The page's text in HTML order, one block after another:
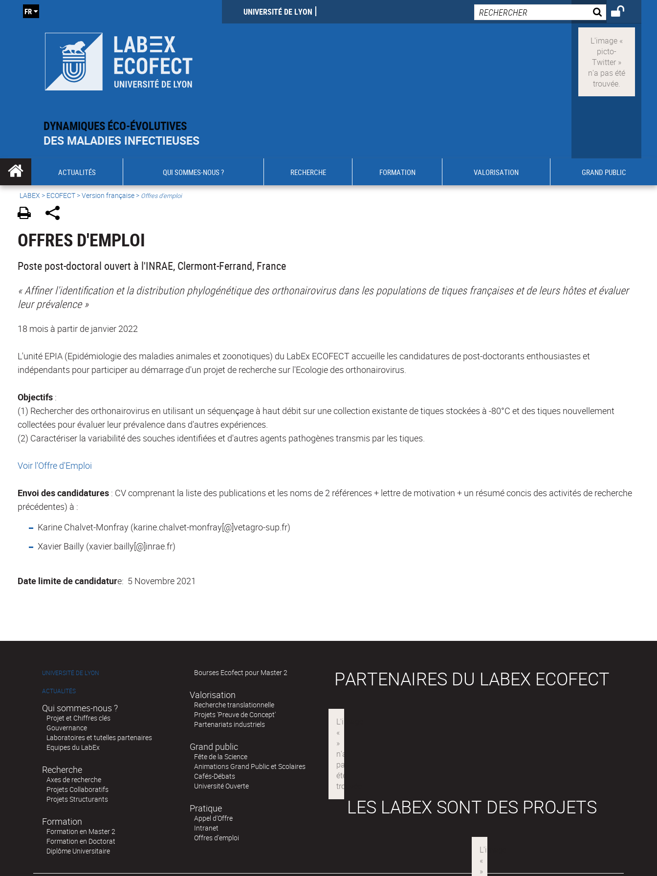
DYNAMIQUES ÉCO-ÉVOLUTIVES
DES MALADIES INFECTIEUSES
UNIVERSITÉ DE LYON
FR
ACTUALITÉS QUI SOMMES-NOUS ? RECHERCHE FORMATION VALORISATION GRAND PUBLIC
LABEX > ECOFECT>Version française> Offres d'emploi
OFFRES D'EMPLOI
Poste post-doctoral ouvert à l'INRAE, Clermont-Ferrand, France
« Affiner l'identification et la distribution phylogénétique des orthonairovirus dans les populations de tiques françaises et de leurs hôtes et évaluer
leur prévalence »
18 mois à partir de janvier 2022
L'unité EPIA (Epidémiologie des maladies animales et zoonotiques) du LabEx ECOFECT accueille les candidatures de post-doctorants enthousiastes et
indépendants pour participer au démarrage d'un projet de recherche sur l'Ecologie des orthonairovirus.
Objectifs :
(1) Rechercher des orthonairovirus en utilisant un séquençage à haut débit sur une collection existante de tiques stockées à -80°C et des tiques nouvellement
collectées pour évaluer leur prévalence dans d'autres expériences.
(2) Caractériser la variabilité des souches identifiées et d'autres agents pathogènes transmis par les tiques.
Voir l'Offre d'Emploi
Envoi des candidatures : CV comprenant la liste des publications et les noms de 2 références + lettre de motivation + un résumé concis des activités de recherche
précédentes) à :
Karine Chalvet-Monfray (karine.chalvet-monfray[@]vetagro-sup.fr)
Xavier Bailly (xavier.bailly[@]inrae.fr)
Date limite de candidature: 5 Novembre 2021
UNIVERSITÉ DE LYON
ACTUALITÉS
Qui sommes-nous ?
Projet et Chiffres clés
Gouvernance
Laboratoires et tutelles partenaires
Equipes du LabEx
Recherche
Axes de recherche
Projets Collaboratifs
Projets Structurants
Formation
Formation en Master 2
Formation en Doctorat
Diplôme Universitaire
Bourses Ecofect pour Master 2
Valorisation
Recherche translationnelle
Projets 'Preuve de Concept'
Partenariats industriels
Grand public
Fête de la Science
Animations Grand Public et Scolaires
Cafés-Débats
Université Ouverte
Pratique
Appel d'Offre
Intranet
Offres d'emploi
PARTENAIRES DU LABEX ECOFECT
LES LABEX SONT DES PROJETS